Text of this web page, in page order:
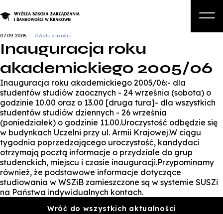
Studia
Studia podyplomowe i kursy
Kandydat
Student
Zapisz się na studia
07.09.2005 #Aktualności
Inauguracja roku
akademickiego 2005/06
Inauguracja roku akademickiego 2005/06:- dla
studentów studiów zaocznych - 24 września (sobota) o
godzinie 10.00 oraz o 13.00 [druga tura]- dla wszystkich
studentów studiów dziennych - 26 września
(poniedziałek) o godzinie 11.00.Uroczystość odbędzie się
w budynkach Uczelni przy ul. Armii Krajowej.W ciągu
tygodnia poprzedzającego uroczystość, kandydaci
otrzymają pocztą informacje o przydziale do grup
studenckich, miejscu i czasie inauguracji.Przypominamy
również, że podstawowe informacje dotyczące
studiowania w WSZiB zamieszczone są w systemie SUSZi
na Państwa indywidualnych kontach.
Wróć do wszystkich aktualności